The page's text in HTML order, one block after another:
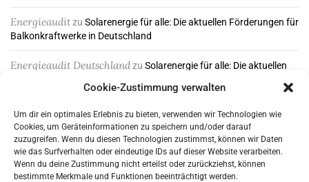
Cookie-Zustimmung verwalten
Um dir ein optimales Erlebnis zu bieten, verwenden wir Technologien wie
Cookies, um Geräteinformationen zu speichern und/oder darauf
zuzugreifen. Wenn du diesen Technologien zustimmst, können wir Daten
wie das Surfverhalten oder eindeutige IDs auf dieser Website verarbeiten.
Wenn du deine Zustimmung nicht erteilst oder zurückziehst, können
bestimmte Merkmale und Funktionen beeinträchtigt werden.
Energieauditzu Solarenergie für alle: Die aktuellen Förderungen für
Balkonkraftwerke in Deutschland
Energieaudit Deutschlandzu Solarenergie für alle: Die aktuellen
ABONNIEREN & FOLGEN